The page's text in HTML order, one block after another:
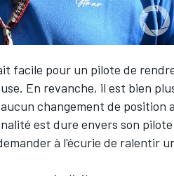
facile pour un pilote de
En revanche, il est bien
changement de position
est dure envers son
à l'écurie de ralentir